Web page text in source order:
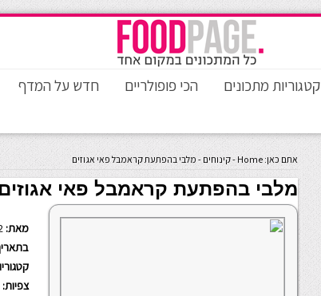
קטגוריות מתכונים הכי פופולריים חדש על המדף
אתם כאן: Home
-קינוחים - מלבי בהפתעת קראמבל פאי אגוזים
מלבי בהפתעת קראמבל פאי אגוזים
מאת:
צפיות: